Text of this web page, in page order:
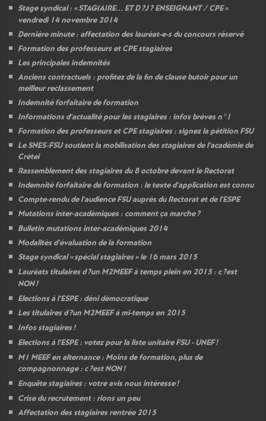
Stage syndical : «STAGIAIRE... ETD ?J ?ENSEIGNANT/CPE»
vendredi 14 novembre 2014
Dernière minute : affectation des lauréat-e-s du concours réservé
Formation des professeurs etCPEstagiaires
Les principales indemnités
Anciens contractuels : profitez de la fin de clause butoir pour un
meilleur reclassement
Indemnité forfaitaire de formation
Informations d’actualité pour les stagiaires : infos brèves n°1
Formation des professeurs etCPEstagiaires : signez la pétition FSU
LeSNES-FSUsoutient la mobilisation des stagiaires de l’académie de
Crétei
Rassemblement des stagiaires du 8 octobre devant le Rectorat
Indemnité forfaitaire de formation : le texte d’application est connu
Compte-rendu de l’audienceFSUauprès du Rectorat et de l’ESPE
Mutations inter-académiques : comment ça marche ?
Bulletin mutations inter-académiques 2014
Modalités d’évaluation de la formation
Stage syndical «spécial stagiaires» le 16 mars 2015
Lauréats titulaires d ?un M2MEEFà temps plein en 2015 : c ?est
NON!
Elections à l’ESPE: déni démocratique
Les titulaires d ?un M2MEEFà mi-temps en 2015
Infos stagiaires!
Elections à l’ESPE: votez pour la liste unitaireFSU-UNEF!
M1 MEEFen alternance : Moins de formation, plus de
compagnonnage : c ?estNON!
Enquête stagiaires : votre avis nous intéresse!
Crise du recrutement : rions un peu
Affectation des stagiaires rentrée 2015